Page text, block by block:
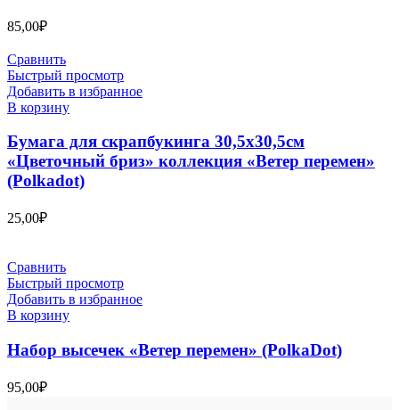
85,00₽
Сравнить
Быстрый просмотр
Добавить в избранное
В корзину
Бумага для скрапбукинга 30,5х30,5см
«Цветочный бриз» коллекция «Ветер перемен»
(Polkadot)
25,00₽
Сравнить
Быстрый просмотр
Добавить в избранное
В корзину
Набор высечек «Ветер перемен» (PolkaDot)
95,00₽